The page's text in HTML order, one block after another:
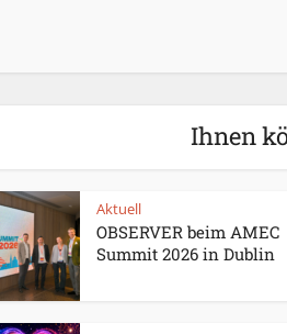
Ihnen
Aktuell
OBSERVER beim AMEC
Summit 2026 in Dublin